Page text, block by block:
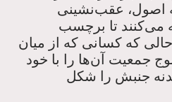
اصول، عقب‌نشینی
می‌کنند تا برچسب
که کسانی که از میان
جمعیت آن‌ها را با خود
جنبش را شکل